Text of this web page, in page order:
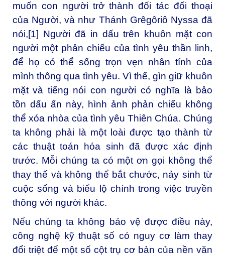
muốn con người trở thành đối tác đối thoại
của Người, và như Thánh Grêgôriô Nyssa đã
nói,[1] Người đã in dấu trên khuôn mặt con
người một phản chiếu của tình yêu thần linh,
để họ có thể sống trọn vẹn nhân tính của
mình thông qua tình yêu. Vì thế, gìn giữ khuôn
mặt và tiếng nói con người có nghĩa là bảo
tồn dấu ấn này, hình ảnh phản chiếu không
thể xóa nhòa của tình yêu Thiên Chúa. Chúng
ta không phải là một loài được tạo thành từ
các thuật toán hóa sinh đã được xác định
trước. Mỗi chúng ta có một ơn gọi không thể
thay thế và không thể bắt chước, nảy sinh từ
cuộc sống và biểu lộ chính trong việc truyền
thông với người khác.
Nếu chúng ta không bảo vệ được điều này,
công nghệ kỹ thuật số có nguy cơ làm thay
đổi triệt để một số cột trụ cơ bản của nền văn